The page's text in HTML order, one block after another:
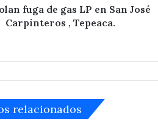
fuga de gas LP en San José
Carpinteros , Tepeaca.
relacionados